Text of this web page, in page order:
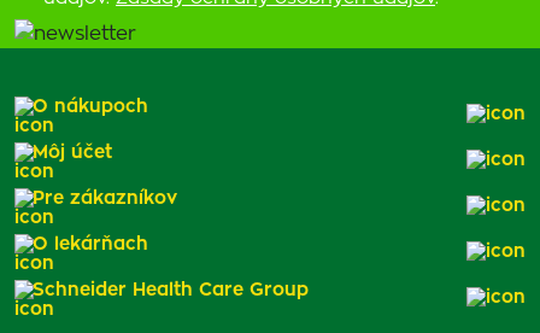
O nákupoch
Môj účet
Pre zákazníkov
O lekárňach
Schneider Health Care Group